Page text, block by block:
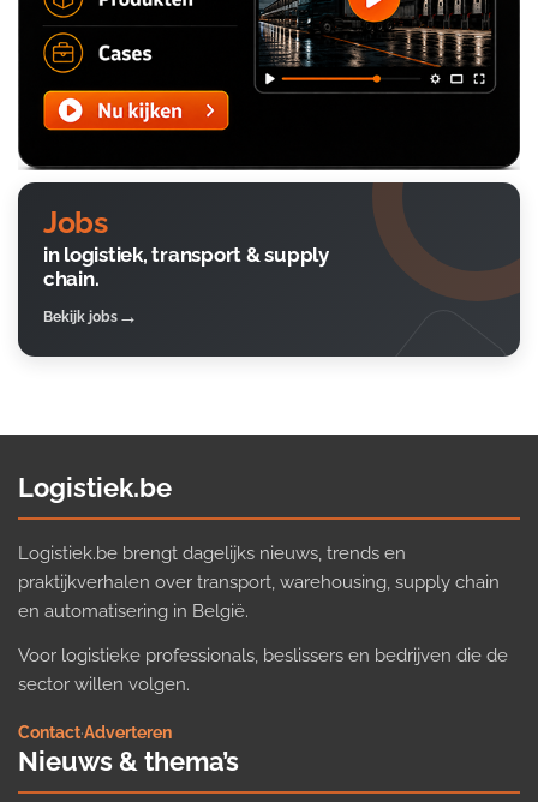
Jobs
in logistiek, transport & supply
chain.
Bekijk jobs
Logistiek.be
Logistiek.be brengt dagelijks nieuws, trends en
praktijkverhalen over transport, warehousing, supply chain
en automatisering in België.
Voor logistieke professionals, beslissers en bedrijven die de
sector willen volgen.
Contact·Adverteren
Nieuws & thema’s